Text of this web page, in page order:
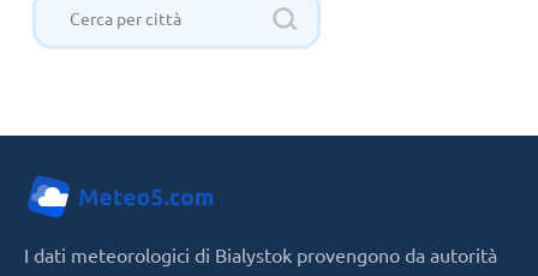
I dati meteorologici di Bialystok provengono da autorità